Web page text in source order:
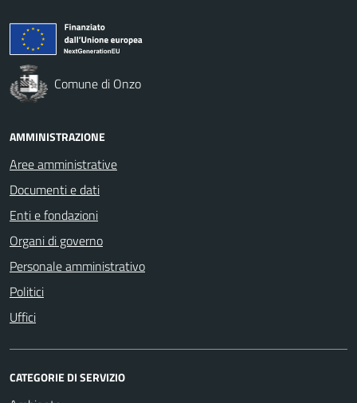
Comune di Onzo
AMMINISTRAZIONE
Aree amministrative
Documenti e dati
Enti e fondazioni
Organi di governo
Personale amministrativo
Politici
Uffici
CATEGORIE DI SERVIZIO